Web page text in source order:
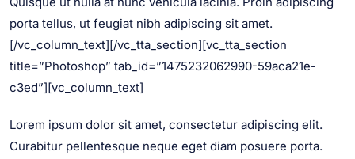
porta tellus, ut feugiat nibh adipiscing sit amet.
[/vc_column_text][/vc_tta_section][vc_tta_section
title=”Photoshop” tab_id=”1475232062990-59aca21e-
c3ed”][vc_column_text]
Lorem ipsum dolor sit amet, consectetur adipiscing elit.
Curabitur pellentesque neque eget diam posuere porta.